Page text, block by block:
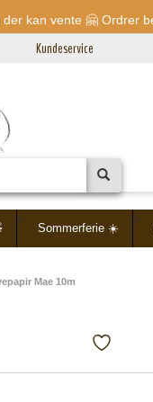
kan vente 🤗 Ordrer
Kundeservice
>
Sommerferie ☀️
>
Mae 10m